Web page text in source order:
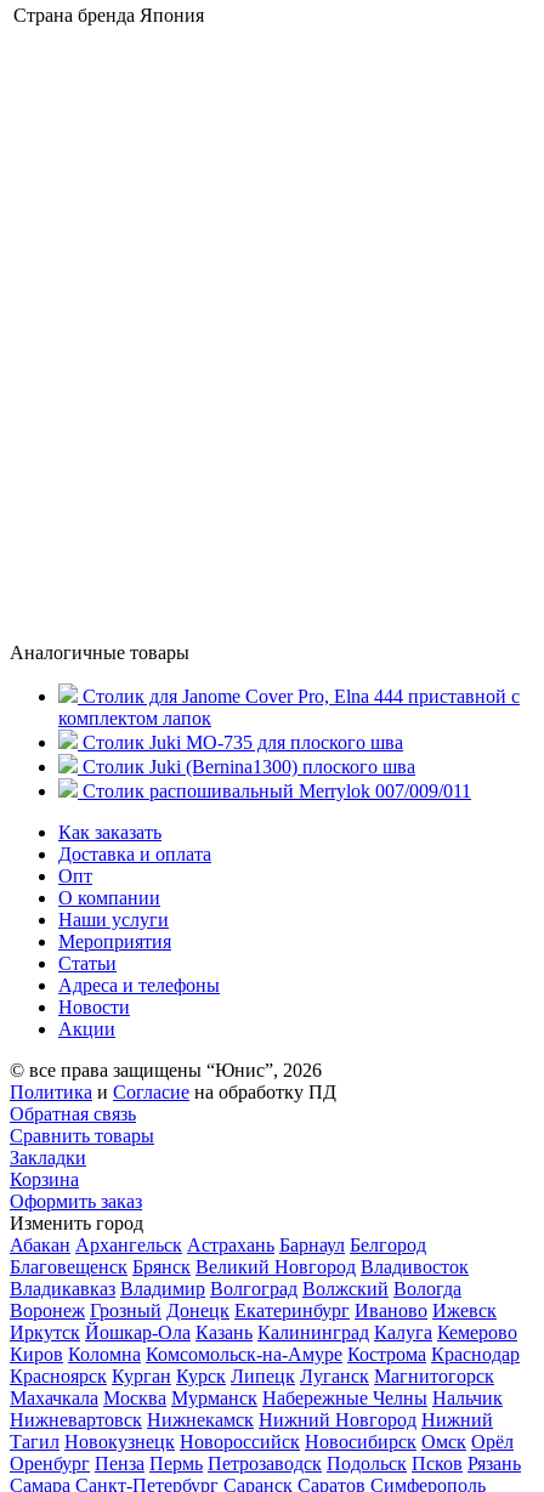
Страна бренда Япония
Аналогичные товары
Столик для Janome Cover Pro, Elna 444 приставной с
комплектом лапок
Столик Juki MO-735 для плоского шва
Столик Juki (Bernina1300) плоского шва
Столик распошивальный Merrylok 007/009/011
Как заказать
Доставка и оплата
Опт
О компании
Наши услуги
Мероприятия
Статьи
Адреса и телефоны
Новости
Акции
© все права защищены “Юнис”, 2026
Политика и Согласие на обработку ПД
Обратная связь
Сравнить товары
Закладки
Корзина
Оформить заказ
Изменить город
Абакан Архангельск Астрахань Барнаул Белгород
Благовещенск Брянск Великий Новгород Владивосток
Владикавказ Владимир Волгоград Волжский Вологда
Воронеж Грозный Донецк Екатеринбург Иваново Ижевск
Иркутск Йошкар-Ола Казань Калининград Калуга Кемерово
Киров Коломна Комсомольск-на-Амуре Кострома Краснодар
Красноярск Курган Курск Липецк Луганск Магнитогорск
Махачкала Москва Мурманск Набережные Челны Нальчик
Нижневартовск Нижнекамск Нижний Новгород Нижний
Тагил Новокузнецк Новороссийск Новосибирск Омск Орёл
Оренбург Пенза Пермь Петрозаводск Подольск Псков Рязань
Самара Санкт-Петербург Саранск Саратов Симферополь